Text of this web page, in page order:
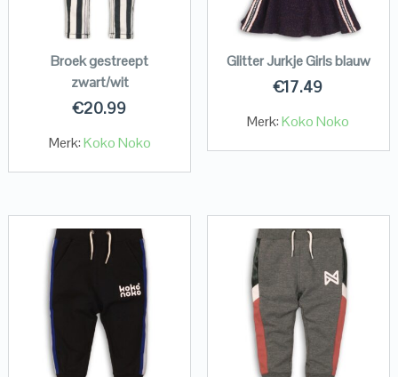
Broek gestreept
zwart/wit
€20.99
Merk:Koko Noko
Glitter Jurkje Girls blauw
€17.49
Merk:Koko Noko